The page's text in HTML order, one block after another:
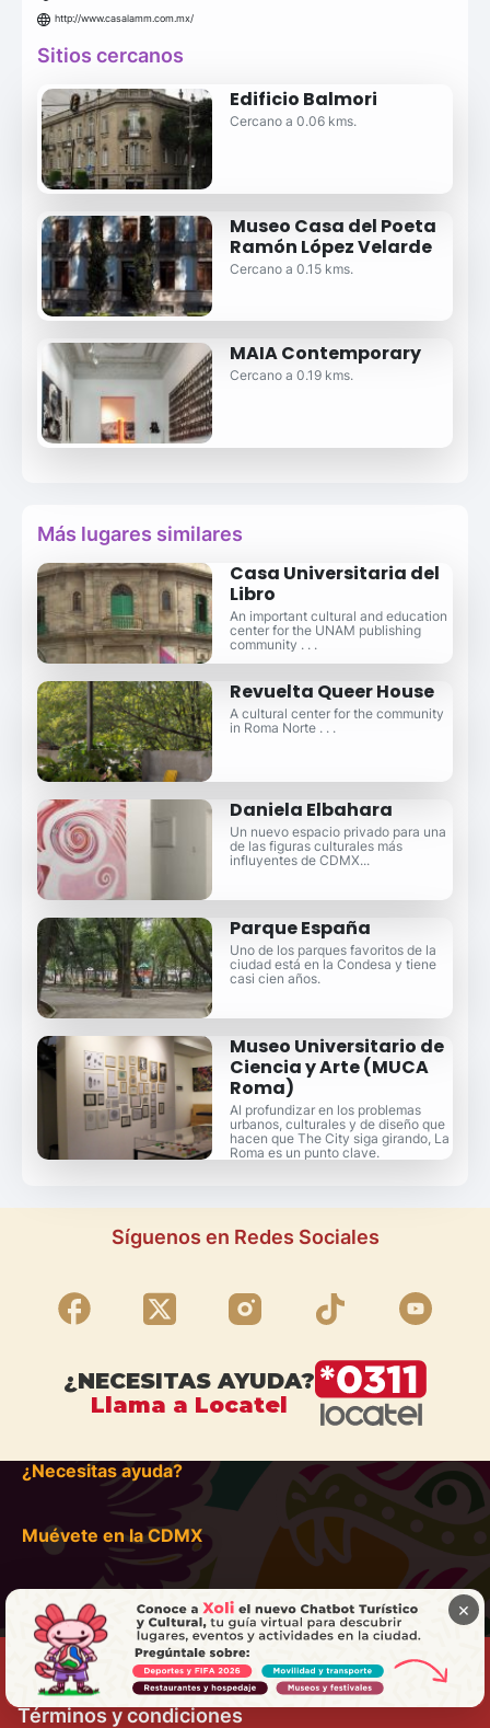
http://www.casalamm.com.mx/
Sitios cercanos
Edificio Balmori
Cercano a 0.06 kms.
Museo Casa del Poeta
Ramón López Velarde
Cercano a 0.15 kms.
MAIA Contemporary
Cercano a 0.19 kms.
Más lugares similares
Casa Universitaria del
Libro
An important cultural and education
center for the UNAM publishing
community . . .
Revuelta Queer House
A cultural center for the community
in Roma Norte . . .
Daniela Elbahara
Un nuevo espacio privado para una
de las figuras culturales más
influyentes de CDMX...
Parque España
Uno de los parques favoritos de la
ciudad está en la Condesa y tiene
casi cien años.
Museo Universitario de
Ciencia y Arte (MUCA
Roma)
Al profundizar en los problemas
urbanos, culturales y de diseño que
hacen que The City siga girando, La
Roma es un punto clave.
Síguenos en Redes Sociales
¿NECESITAS AYUDA?
Llama a Locatel
¿Necesitas ayuda?
Muévete en la CDMX
Términos y condiciones
×